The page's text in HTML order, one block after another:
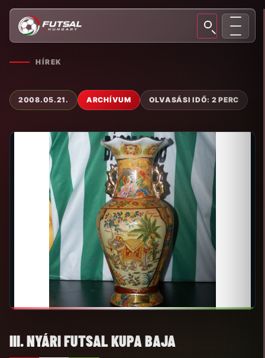
HÍREK
2008.05.21. ARCHÍVUM OLVASÁSI IDŐ: 2 PERC
III. NYÁRI FUTSAL KUPA BAJA